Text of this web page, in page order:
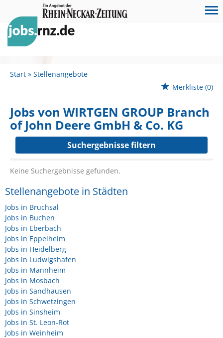
Start
Stellenangebote
Merkliste (0)
Jobs von WIRTGEN GROUP Branch
of John Deere GmbH & Co. KG
Suchergebnisse filtern
Keine Suchergebnisse gefunden.
Stellenangebote in Städten
Jobs in Bruchsal
Jobs in Buchen
Jobs in Eberbach
Jobs in Eppelheim
Jobs in Heidelberg
Jobs in Ludwigshafen
Jobs in Mannheim
Jobs in Mosbach
Jobs in Sandhausen
Jobs in Schwetzingen
Jobs in Sinsheim
Jobs in St. Leon-Rot
Jobs in Weinheim